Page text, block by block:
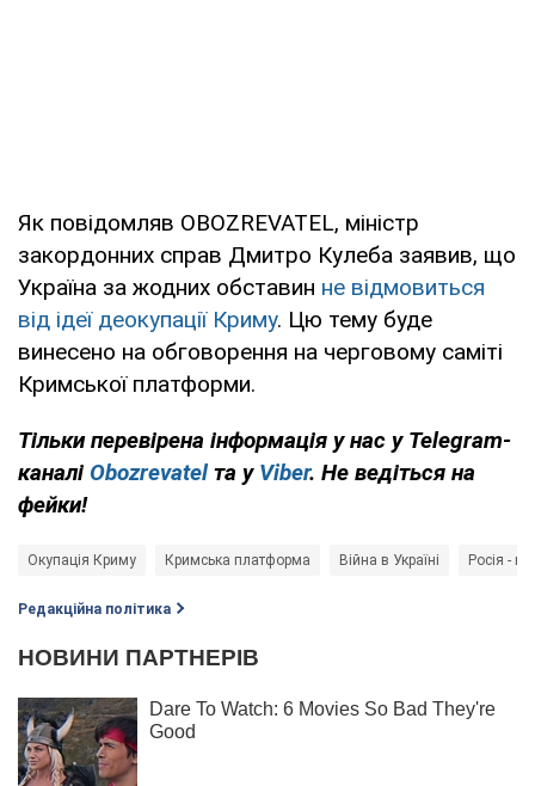
Як повідомляв OBOZREVATEL, міністр
закордонних справ Дмитро Кулеба заявив, що
Україна за жодних обставин не відмовиться
від ідеї деокупації Криму. Цю тему буде
винесено на обговорення на черговому саміті
Кримської платформи.
Тільки перевірена інформація у нас у Telegram-
каналі Obozrevatelта у Viber. Не ведіться на
фейки!
Окупація Криму Кримська платформа Війна в Україні Росія -
Редакційна політика